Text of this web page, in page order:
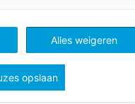
Alles weigeren
opslaan